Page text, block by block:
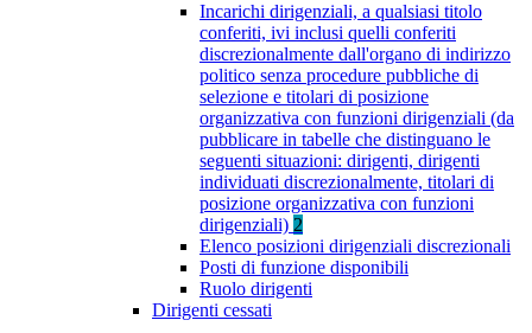
Incarichi dirigenziali, a qualsiasi titolo
conferiti, ivi inclusi quelli conferiti
discrezionalmente dall'organo di indirizzo
politico senza procedure pubbliche di
selezione e titolari di posizione
organizzativa con funzioni dirigenziali (da
pubblicare in tabelle che distinguano le
seguenti situazioni: dirigenti, dirigenti
individuati discrezionalmente, titolari di
posizione organizzativa con funzioni
dirigenziali) 2
Elenco posizioni dirigenziali discrezionali
Posti di funzione disponibili
Ruolo dirigenti
Dirigenti cessati